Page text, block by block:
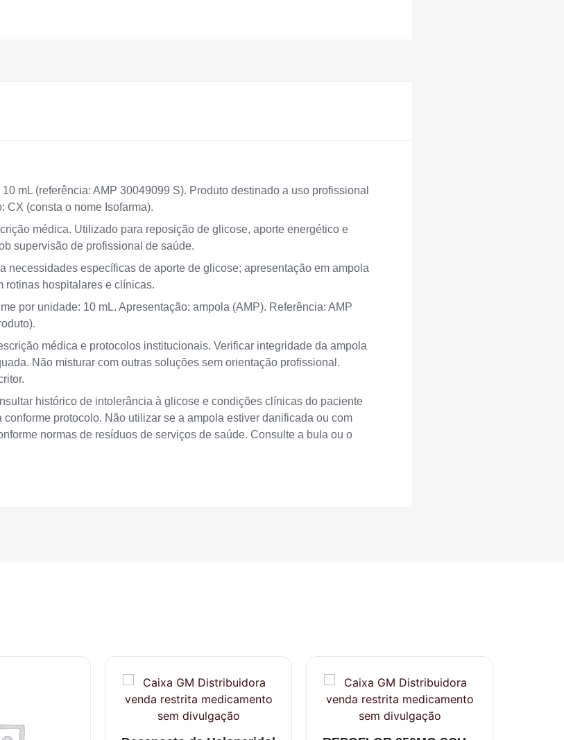
mL (referência: AMP 30049099 S). Produto destinado a uso profissional
CX (consta o nome Isofarma).
médica. Utilizado para reposição de glicose, aporte energético e
supervisão de profissional de saúde.
necessidades específicas de aporte de glicose; apresentação em ampola
rotinas hospitalares e clínicas.
por unidade: 10 mL. Apresentação: ampola (AMP). Referência: AMP
médica e protocolos institucionais. Verificar integridade da ampola
Não misturar com outras soluções sem orientação profissional.
histórico de intolerância à glicose e condições clínicas do paciente
protocolo. Não utilizar se a ampola estiver danificada ou com
normas de resíduos de serviços de saúde. Consulte a bula ou o